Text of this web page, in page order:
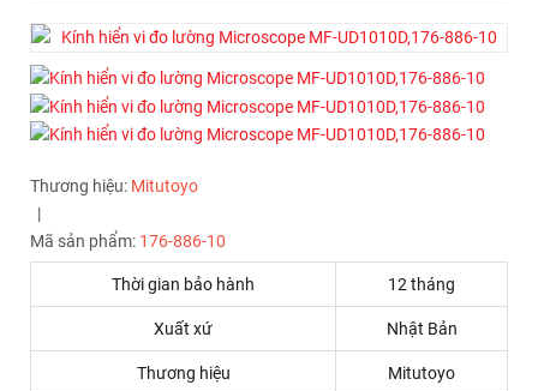
Thương hiệu: Mitutoyo
|
Mã sản phẩm: 176-886-10
Thời gian bảo hành 12 tháng
Xuất xứ Nhật Bản
Thương hiệu Mitutoyo